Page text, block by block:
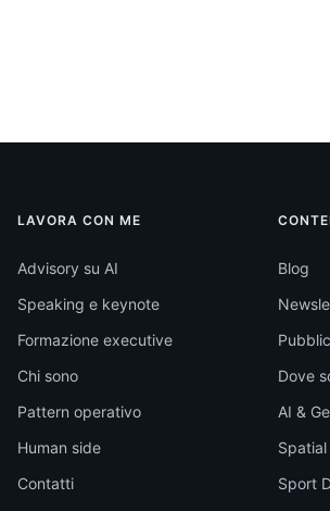
LAVORA CON ME
Advisory su AI
Speaking e keynote
Formazione executive
Chi sono
Pattern operativo
Human side
Contatti
Blog
Dove
AI &
Sport